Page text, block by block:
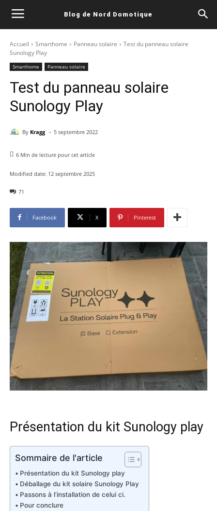
Blog de Nord Domotique
Accueil Smarthome Panneau solaire
Test du panneau solaire
Sunology Play
Smarthome Panneau solaire
Test du panneau solaire
Sunology Play
By Kragg - 5 septembre 2022
6 Min de lecture pour cet article
Modified date: 12 septembre 2025
71
Facebook X Pinterest
Présentation du kit Sunology play
Sommaire de l'article
Présentation du kit Sunology play
Déballage du kit solaire Sunology Play
Passons à l’installation de celui ci.
Pour conclure